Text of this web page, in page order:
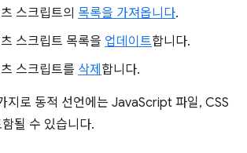
스크립트의 목록을 가져옵니다.
스크립트 목록을 업데이트합니다.
스크립트를 삭제 합니다.
지로 동적 선언에는 JavaScript 파일, CSS
될 수 있습니다.